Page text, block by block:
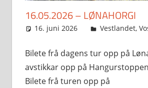
16.05.2026 – LØNAHORGI
16. juni 2026 Svein
Vestlandet,
Bilete frå dagens tur opp på
avstikkar opp på
Bilete frå turen opp på